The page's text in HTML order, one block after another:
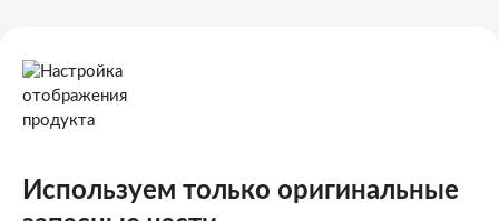
Используем только оригинальные